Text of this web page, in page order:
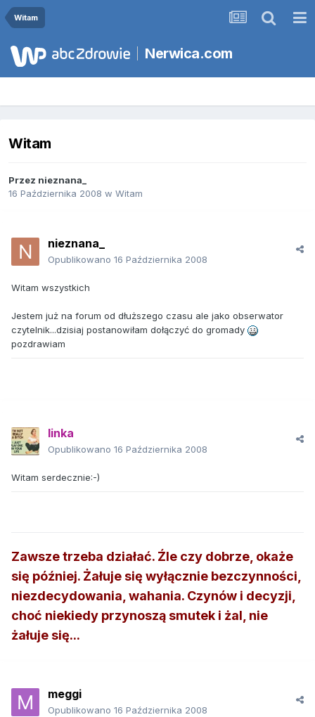
Witam
Nerwica.com
Witam
Przez nieznana_
16 Października 2008 w Witam
nieznana_
Opublikowano 16 Października 2008
Witam wszystkich
Jestem już na forum od dłuższego czasu ale jako obserwator
czytelnik...dzisiaj postanowiłam dołączyć do gromady
pozdrawiam
linka
Opublikowano 16 Października 2008
Witam serdecznie:-)
Zawsze trzeba działać. Źle czy dobrze, okaże
się później. Żałuje się wyłącznie bezczynności,
niezdecydowania, wahania. Czynów i decyzji,
choć niekiedy przynoszą smutek i żal, nie
żałuje się...
meggi
Opublikowano 16 Października 2008